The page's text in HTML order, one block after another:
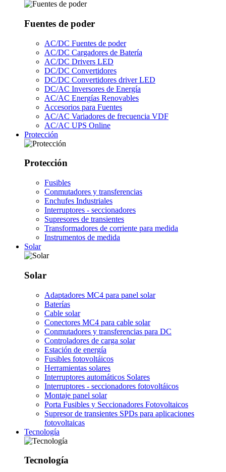
Fuentes de poder
AC/DC Fuentes de poder
AC/DC Cargadores de Batería
AC/DC Drivers LED
DC/DC Convertidores
DC/DC Convertidores driver LED
DC/AC Inversores de Energía
AC/AC Energías Renovables
Accesorios para Fuentes
AC/AC Variadores de frecuencia VDF
AC/AC UPS Online
Protección
Protección
Fusibles
Conmutadores y transferencias
Enchufes Industriales
Interruptores - seccionadores
Supresores de transientes
Transformadores de corriente para medida
Instrumentos de medida
Solar
Solar
Adaptadores MC4 para panel solar
Baterías
Cable solar
Conectores MC4 para cable solar
Conmutadores y transferencias para DC
Controladores de carga solar
Estación de energía
Fusibles fotovoltáicos
Herramientas solares
Interruptores automáticos Solares
Interruptores - seccionadores fotovoltáicos
Montaje panel solar
Porta Fusibles y Seccionadores Fotovoltaicos
Supresor de transientes SPDs para aplicaciones
fotovoltaicas
Tecnología
Tecnología